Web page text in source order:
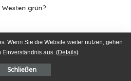
grün?
Westen grün?
grün?
Wenn Sie die Website weiter nutzen, gehen
Einverständnis aus. (Details)
Schließen